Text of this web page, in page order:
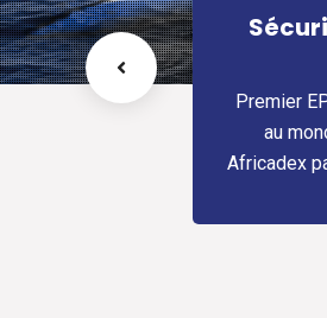
Sécurité et sureté des
navires
Premier EPIRB Multi-constellations
au monde commercialisé par
Africadex partenaire officiel de Orolia.